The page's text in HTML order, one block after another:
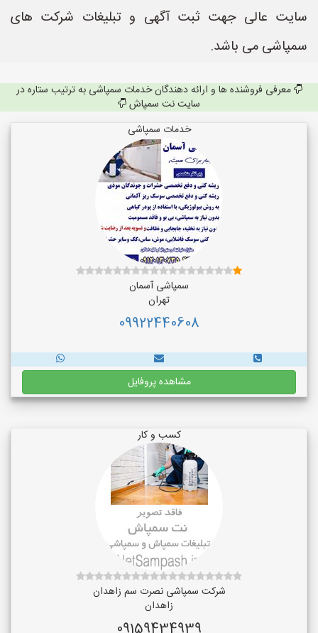
سایت عالی جهت ثبت آگهی و تبلیغات شرکت های
سمپاشی می باشد.
معرفی فروشنده ها و ارائه دهندگان خدمات سمپاشی به ترتیب ستاره در
سایت نت سمپاش
خدمات سمپاشی
سمپاشی آسمان
تهران
09922440608
مشاهده پروفایل
کسب و کار
شرکت سمپاشی نصرت سم زاهدان
زاهدان